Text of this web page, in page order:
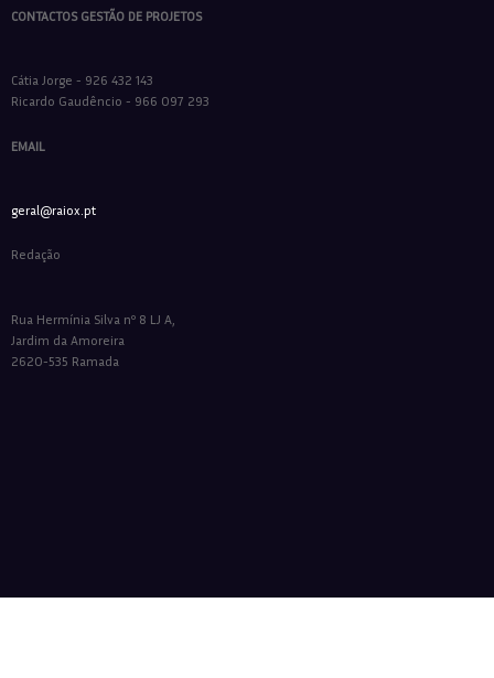
CONTACTOS GESTÃO DE PROJETOS
Cátia Jorge - 926 432 143
Ricardo Gaudêncio - 966 097 293
EMAIL
geral@raiox.pt
Redação
Rua Hermínia Silva nº 8 LJ A,
Jardim da Amoreira
2620-535 Ramada